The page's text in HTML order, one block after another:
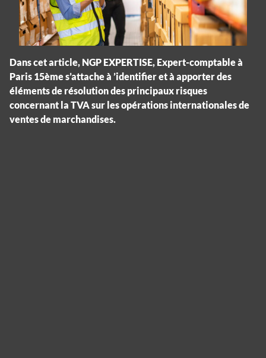
Dans cet article, NGP EXPERTISE, Expert-comptable à
Paris 15ème s’attache à ’identifier et à apporter des
éléments de résolution des principaux risques
concernant la TVA sur les opérations internationales de
ventes de marchandises.